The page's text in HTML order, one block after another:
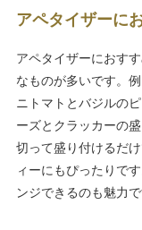
アペタイザーに
アペタイザーにおす
なものが多いです。
ニトマトとバジルの
ーズとクラッカーの
切って盛り付けるだ
ィーにもぴったりで
ンジできるのも魅力で